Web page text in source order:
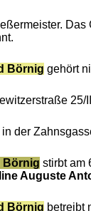
Börnig gehört
25/
der
Börnig stirbt am
Auguste
Börnig betreibt